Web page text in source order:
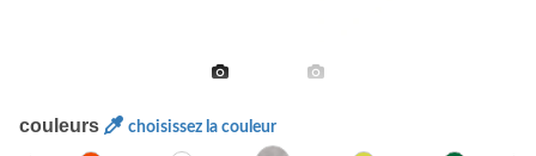
couleurs choisissez la couleur